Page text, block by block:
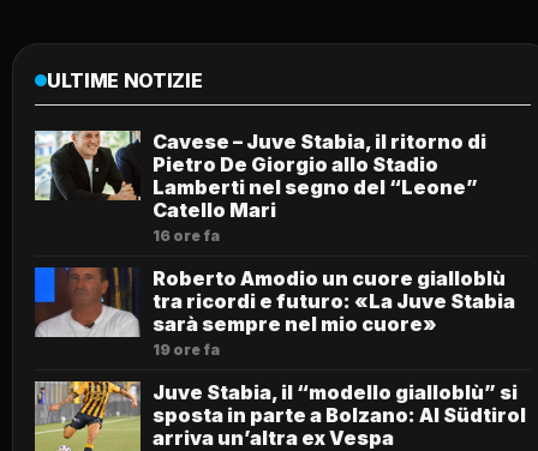
ULTIME NOTIZIE
Cavese – Juve Stabia, il ritorno di
Pietro De Giorgio allo Stadio
Lamberti nel segno del “Leone”
Catello Mari
16 ore fa
Roberto Amodio un cuore gialloblù
tra ricordi e futuro: «La Juve Stabia
sarà sempre nel mio cuore»
19 ore fa
Juve Stabia, il “modello gialloblù” si
sposta in parte a Bolzano: Al Südtirol
arriva un’altra ex Vespa